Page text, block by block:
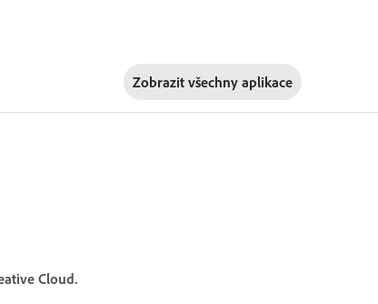
Zobrazit všechny aplikace
Cloud.